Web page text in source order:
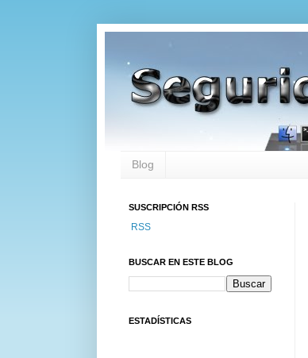
Blog
SUSCRIPCIÓN RSS
RSS
BUSCAR EN ESTE BLOG
ESTADÍSTICAS